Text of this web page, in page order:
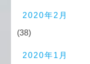
2020年2月
(38)
2020年1月